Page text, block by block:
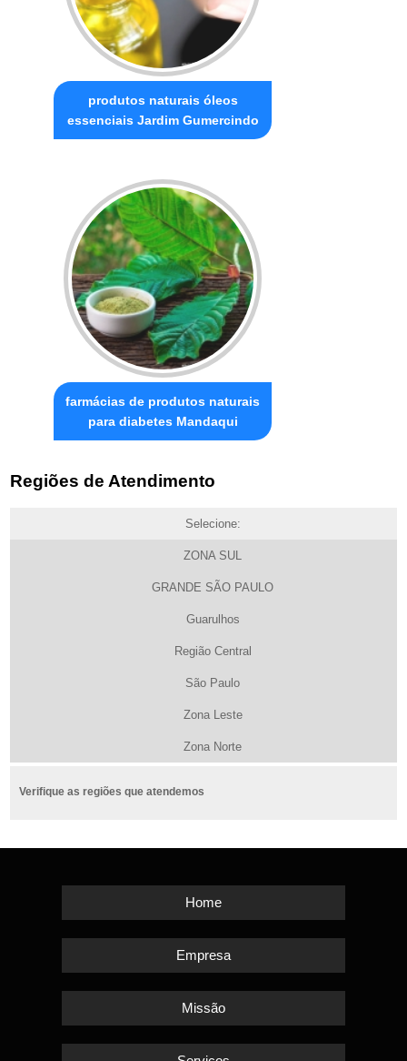
produtos naturais óleos
essenciais Jardim Gumercindo
farmácias de produtos naturais
para diabetes Mandaqui
Regiões de Atendimento
Selecione:
ZONA SUL
GRANDE SÃO PAULO
Guarulhos
Região Central
São Paulo
Zona Leste
Zona Norte
Verifique as regiões que atendemos
Home
Empresa
Missão